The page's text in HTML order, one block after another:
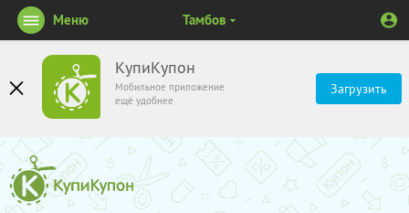
КупиКупон
Мобильное приложение
ещё удобнее
Загрузить
Меню Тамбов